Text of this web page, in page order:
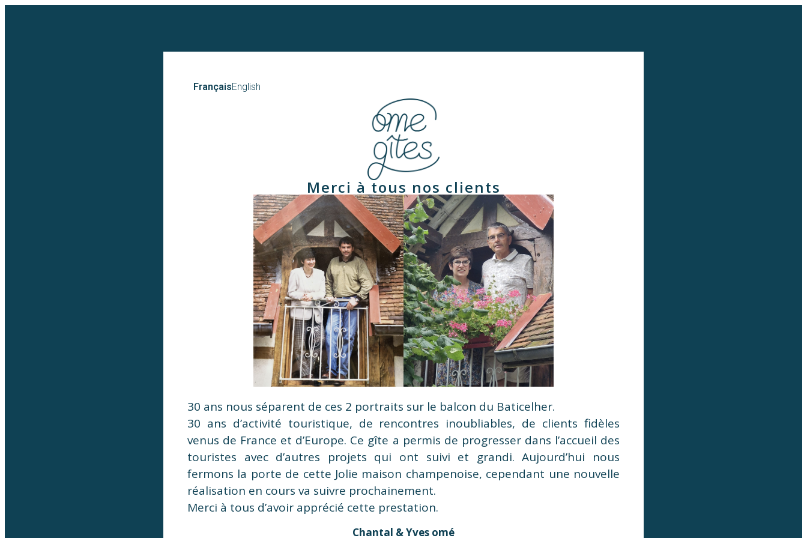
FrançaisEnglish
Merci à tous nos clients
30 ans nous séparent de ces 2 portraits sur le balcon du Baticelher.
30 ans d’activité touristique, de rencontres inoubliables, de clients fidèles
venus de France et d’Europe. Ce gîte a permis de progresser dans l’accueil des
touristes avec d’autres projets qui ont suivi et grandi. Aujourd’hui nous
fermons la porte de cette Jolie maison champenoise, cependant une nouvelle
réalisation en cours va suivre prochainement.
Merci à tous d’avoir apprécié cette prestation.
Chantal & Yves omé